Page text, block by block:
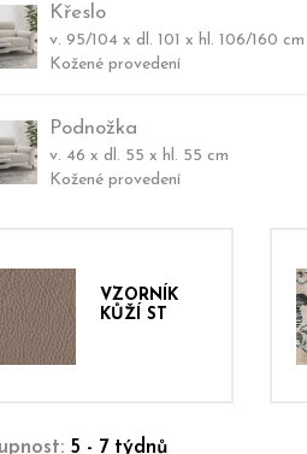
Křeslo
v. 95/104 x dl. 101 x hl. 106/160 cm
Kožené provedení
Podnožka
v. 46 x dl. 55 x hl. 55 cm
Kožené provedení
VZORNÍK
KŮŽÍ ST
5 - 7 týdnů